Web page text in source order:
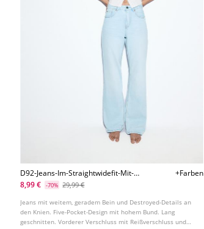
D92-Jeans-Im-Straightwidefit-Mit-
Destroyeddetails-L04891951
+Farben
8,99 €
-70% 29,99 €
Jeans mit weitem, geradem Bein und Destroyed-Details an
den Knien. Five-Pocket-Design mit hohem Bund. Lang
geschnitten. Vorderer Verschluss mit Reißverschluss und